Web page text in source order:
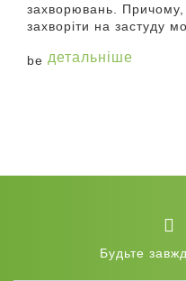
захворювань. Причому,
захворіти на застуду
детальніше
Будьте